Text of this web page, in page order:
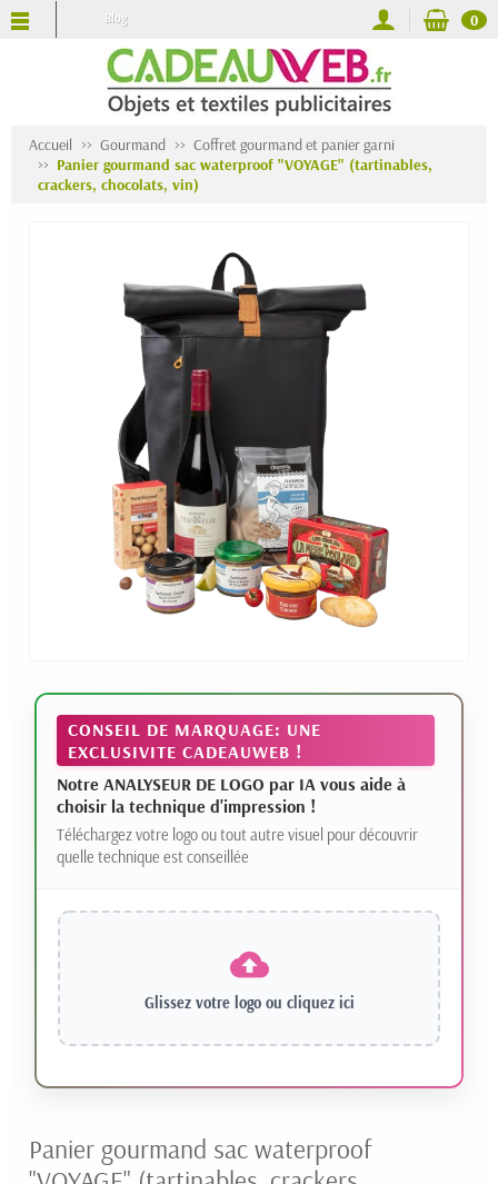
Blog 0
Accueil Gourmand
Coffret gourmand et panier garni
Panier gourmand sac waterproof "VOYAGE" (tartinables,
crackers, chocolats, vin)
CONSEIL DE MARQUAGE: UNE
EXCLUSIVITE CADEAUWEB !
Notre ANALYSEUR DE LOGO par IA vous aide à
choisir la technique d'impression !
Téléchargez votre logo ou tout autre visuel pour découvrir
quelle technique est conseillée
Glissez votre logo ou cliquez ici
Panier gourmand sac waterproof